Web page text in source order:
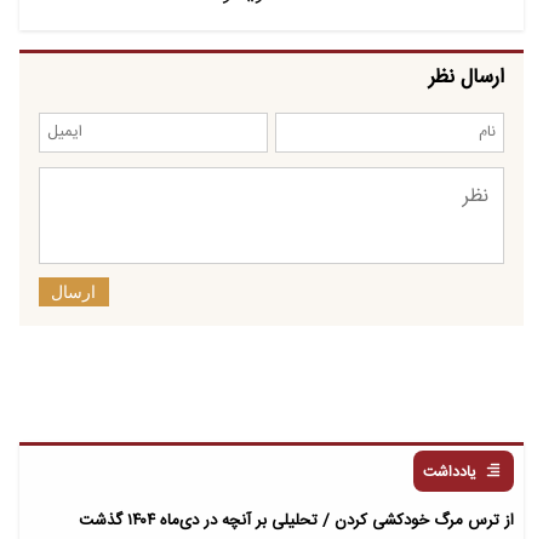
ارسال نظر
ارسال
یادداشت
از ترس مرگ خودکشی کردن / تحلیلی بر آنچه در دی‌ماه ۱۴۰۴ گذشت